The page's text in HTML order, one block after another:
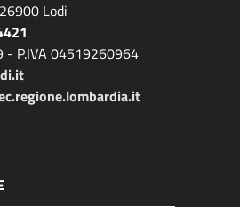
Lodi
- P.IVA 04519260964